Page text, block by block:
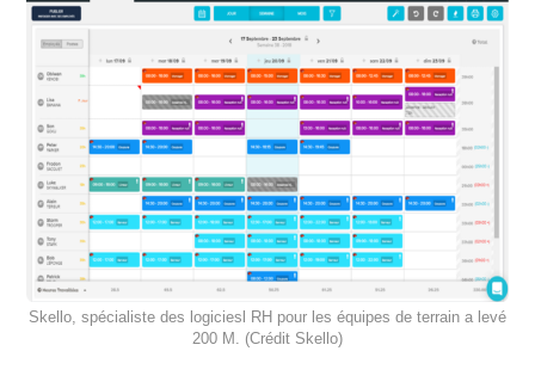
Skello, spécialiste des logiciesl RH pour les équipes de terrain a levé
200 M. (Crédit Skello)